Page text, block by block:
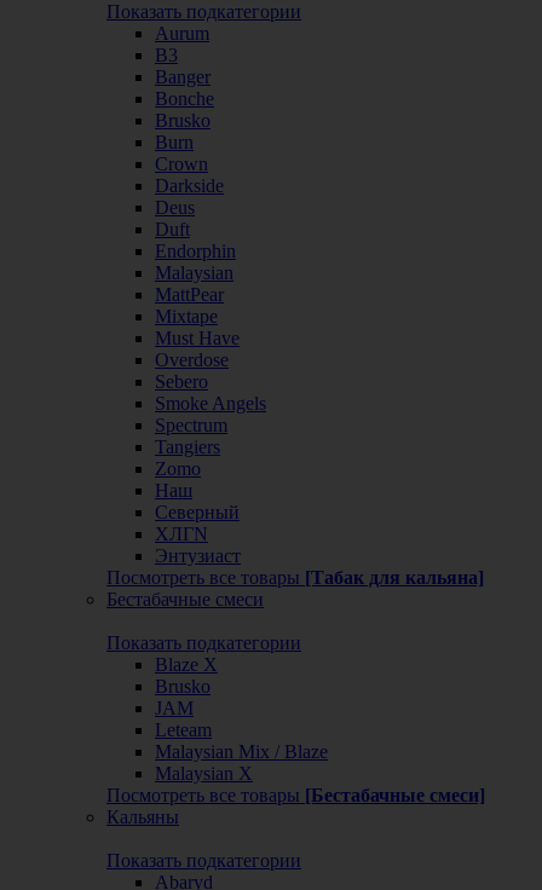
Показать подкатегории
Aurum
B3
Banger
Bonche
Brusko
Burn
Crown
Darkside
Deus
Duft
Endorphin
Malaysian
MattPear
Mixtape
Must Have
Overdose
Sebero
Smoke Angels
Spectrum
Tangiers
Zomo
Наш
Северный
ХЛГN
Энтузиаст
Посмотреть все товары [Табак для кальяна]
Бестабачные смеси
Показать подкатегории
Blaze X
Brusko
JAM
Leteam
Malaysian Mix / Blaze
Malaysian X
Посмотреть все товары [Бестабачные смеси]
Кальяны
Показать подкатегории
Abaryd